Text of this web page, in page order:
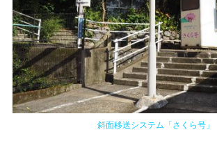
斜面移送システム「さくら号」